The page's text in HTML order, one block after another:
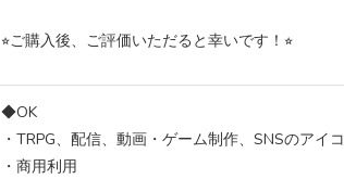
⭐︎ご購入後、ご評価いただると幸いです！⭐︎
◆OK
・TRPG、配信、動画・ゲーム制作、SNSのアイ
・商用利用